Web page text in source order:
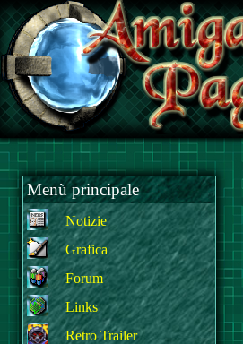
Menù principale
Notizie
Grafica
Forum
Links
Retro Trailer